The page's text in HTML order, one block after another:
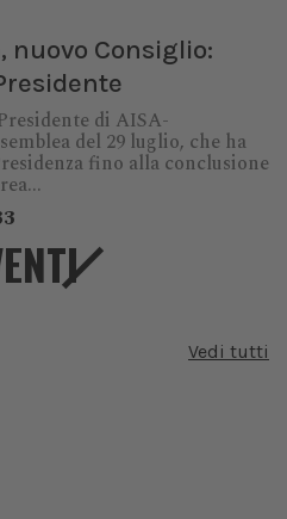
nuovo Consiglio:
di AISA-
del 29 luglio, che ha
fino alla conclusione
Vedi tutti